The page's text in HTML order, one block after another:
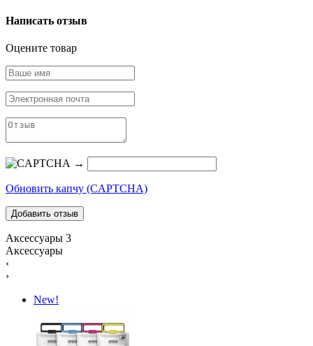
Написать отзыв
Оцените товар
→
Обновить капчу (CAPTCHA)
Аксессуары 3
Аксессуары
‹
›
New!